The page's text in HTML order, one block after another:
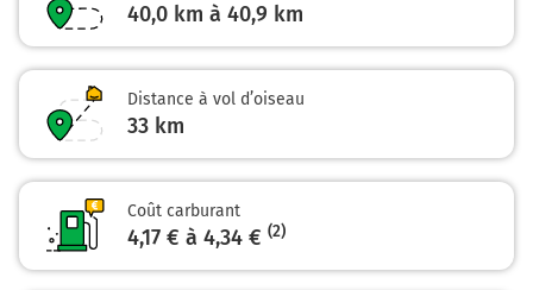
Continuer Rue Bonnabaud sur 110 mètres
39,2 km
39,3 km
39,5 km
40,0 km à 40,9 km
Distance à vol d’oiseau
33 km
Coût carburant
4,17 € à 4,34 € (2)